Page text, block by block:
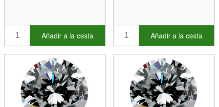
Añadir a la cesta Añadir a la cesta